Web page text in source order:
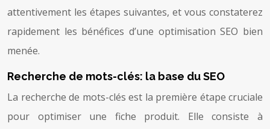
attentivement les étapes suivantes, et vous constaterez
rapidement les bénéfices d’une optimisation SEO bien
menée.
Recherche de mots-clés: la base du SEO
La recherche de mots-clés est la première étape cruciale
pour optimiser une fiche produit. Elle consiste à